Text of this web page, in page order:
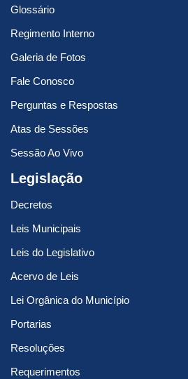
Glossário
Regimento Interno
Galeria de Fotos
Fale Conosco
Perguntas e Respostas
Atas de Sessões
Sessão Ao Vivo
Legislação
Decretos
Leis Municipais
Leis do Legislativo
Acervo de Leis
Lei Orgânica do Município
Portarias
Resoluções
Requerimentos